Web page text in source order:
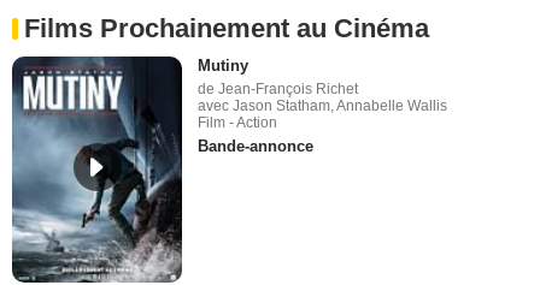
Films Prochainement au Cinéma
Mutiny
de Jean-François Richet
avec Jason Statham, Annabelle Wallis
Film - Action
Bande-annonce